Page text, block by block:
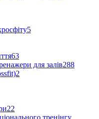
5
63
для залів288
2
22
тренінгу